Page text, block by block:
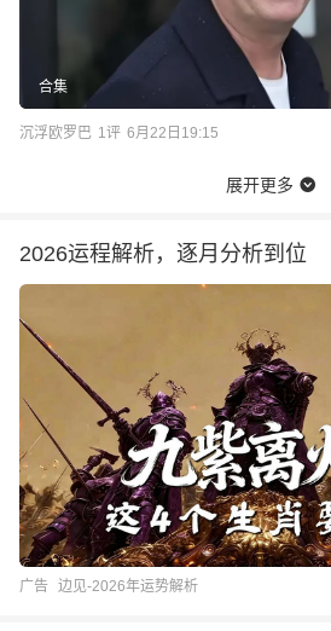
合集
沉浮欧罗巴 1评 6月22日19:15
展开更多
2026运程解析，逐月分析到位
广告 边见-2026年运势解析